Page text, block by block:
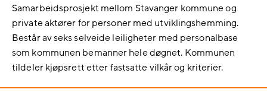
Samarbeidsprosjekt mellom Stavanger kommune og
private aktører for personer med utviklingshemming.
Består av seks selveide leiligheter med personalbase
som kommunen bemanner hele døgnet. Kommunen
tildeler kjøpsrett etter fastsatte vilkår og kriterier.